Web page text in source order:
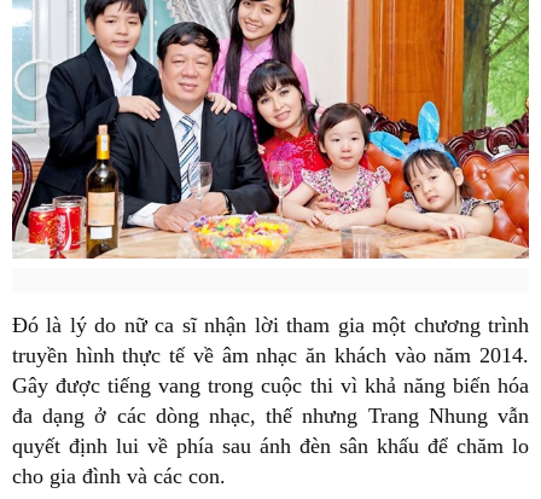
Đó là lý do nữ ca sĩ nhận lời tham gia một chương trình
truyền hình thực tế về âm nhạc ăn khách vào năm 2014.
Gây được tiếng vang trong cuộc thi vì khả năng biến hóa
đa dạng ở các dòng nhạc, thế nhưng Trang Nhung vẫn
quyết định lui về phía sau ánh đèn sân khấu để chăm lo
cho gia đình và các con.